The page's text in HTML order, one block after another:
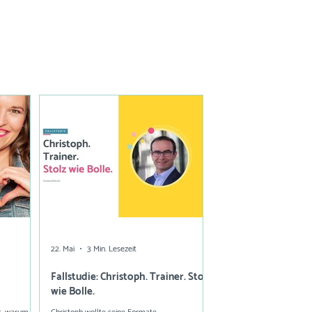
Fallstudie: Christoph. Trainer. Stolz
wie Bolle.
22. Mai 3 Min. Lesezeit